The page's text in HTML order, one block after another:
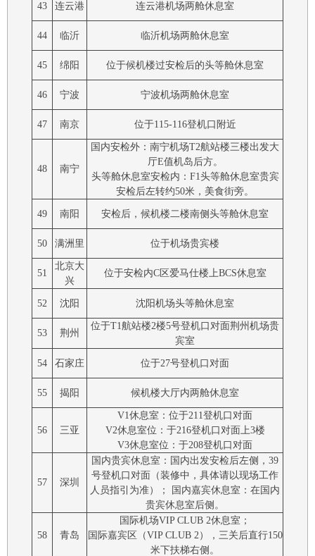
43 连云港 连云港机场两舱休息室
44 临沂 临沂机场两舱休息室
45 绵阳 位于候机楼过安检后的头等舱休息室
46 宁波 宁波机场两舱休息室
47 南京 位于115-116登机口附近
48 南宁
国内安检外：南宁机场T2航站楼三楼出发大
厅E值机岛后方。
头等舱休息室安检内：F1头等舱休息室贵宾
安检后左转约50米，美食街旁。
49 南阳 安检后，候机楼二楼南侧头等舱休息室
50 满洲里 位于机场贵宾楼
51
北京大
兴
位于安检内C区爱马仕楼上BCS休息室
52 沈阳 沈阳机场头等舱休息室
53 荆州
位于T1航站楼2楼5号登机口对面荆州机场贵
宾室
54 石家庄 位于27号登机口对面
55 揭阳 候机楼大厅内两舱休息室
56 三亚
V1休息室：位于211登机口对面
V2休息室位：于216登机口对面上3楼
V3休息室位：于208登机口对面
57 深圳
国内贵宾休息室：国内出发安检后左侧，39
号登机口对面（装修中，具体请以现场工作
人员指引为准）； 国内嘉宾休息室：在国内
贵宾休息室后侧。
58 青岛
国际机场VIP CLUB 2休息室；
国际嘉宾区（VIP CLUB 2），三关后直行150
米下扶梯右侧。